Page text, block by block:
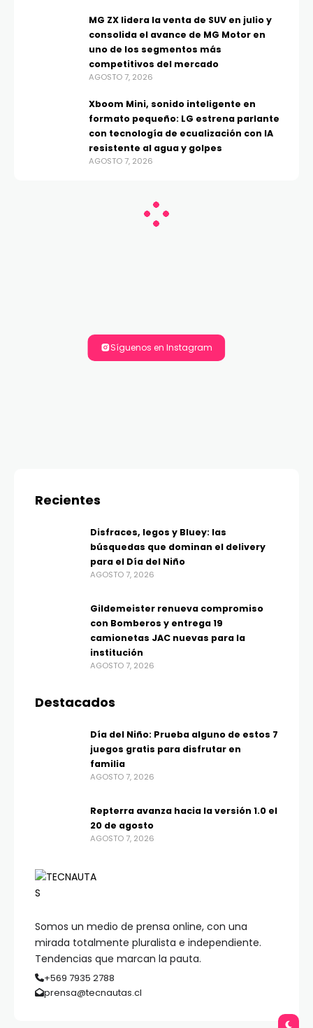
MG ZX lidera la venta de SUV en julio y
consolida el avance de MG Motor en
uno de los segmentos más
competitivos del mercado
AGOSTO 7, 2026
Xboom Mini, sonido inteligente en
formato pequeño: LG estrena parlante
con tecnología de ecualización con IA
resistente al agua y golpes
AGOSTO 7, 2026
Síguenos en Instagram
Somos un medio de prensa online, con una
mirada totalmente pluralista e independiente.
Tendencias que marcan la pauta.
+569 7935 2788
prensa@tecnautas.cl
Recientes
Disfraces, legos y Bluey: las
búsquedas que dominan el delivery
para el Día del Niño
AGOSTO 7, 2026
Gildemeister renueva compromiso
con Bomberos y entrega 19
camionetas JAC nuevas para la
institución
AGOSTO 7, 2026
Destacados
Día del Niño: Prueba alguno de estos 7
juegos gratis para disfrutar en
familia
AGOSTO 7, 2026
Repterra avanza hacia la versión 1.0 el
20 de agosto
AGOSTO 7, 2026